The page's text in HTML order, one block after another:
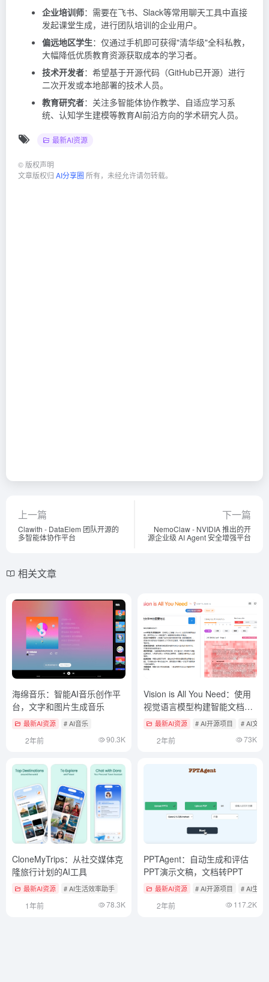
企业培训师：需要在飞书、Slack等常用聊天工具中直接
发起课堂生成，进行团队培训的企业用户。
偏远地区学生：仅通过手机即可获得"清华级"全科私教，
大幅降低优质教育资源获取成本的学习者。
技术开发者：希望基于开源代码（GitHub已开源）进行
二次开发或本地部署的技术人员。
教育研究者：关注多智能体协作教学、自适应学习系
统、认知学生建模等教育AI前沿方向的学术研究人员。
最新AI资源
© 版权声明
文章版权归 AI分享圈 所有，未经允许请勿转载。
上一篇
Clawith - DataElem 团队开源的
多智能体协作平台
下一篇
NemoClaw - NVIDIA 推出的开
源企业级 AI Agent 安全增强平台
相关文章
海绵音乐：智能AI音乐创作平
台，文字和图片生成音乐
最新AI资源 # AI音乐
2年前 90.3K
Vision is All You Need：使用
视觉语言模型构建智能文档检
索系统（Vision RAG）
最新AI资源 # AI开源项目 # AI文本
2年前 73K
CloneMyTrips：从社交媒体克
隆旅行计划的AI工具
最新AI资源 # AI生活效率助手
1年前 78.3K
PPTAgent：自动生成和评估
PPT演示文稿，文档转PPT
最新AI资源 # AI开源项目 # AI生成
2年前 117.2K